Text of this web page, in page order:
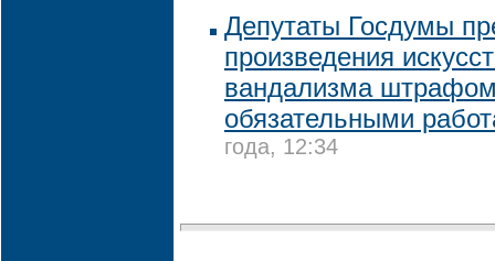
Депутаты Госдумы
произведения
вандализма
обязательными
года, 12:34